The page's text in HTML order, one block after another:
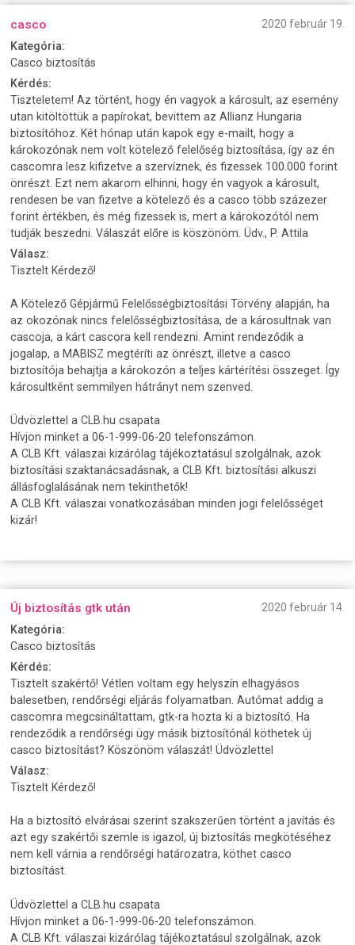
casco
2020 február 19.
Kategória:
Casco biztosítás
Kérdés:
Tiszteletem! Az történt, hogy én vagyok a károsult, az esemény
utan kitöltöttük a papírokat, bevittem az Allianz Hungaria
biztosítóhoz. Két hónap után kapok egy e-mailt, hogy a
károkozónak nem volt kötelező felelőség biztosítása, így az én
cascomra lesz kifizetve a szervíznek, és fizessek 100.000 forint
önrészt. Ezt nem akarom elhinni, hogy én vagyok a károsult,
rendesen be van fizetve a kötelező és a casco több százezer
forint értékben, és még fizessek is, mert a károkozótól nem
tudják beszedni. Válaszát előre is köszönöm. Üdv., P. Attila
Válasz:
Tisztelt Kérdező!
A Kötelező Gépjármű Felelősségbiztosítási Törvény alapján, ha
az okozónak nincs felelősségbiztosítása, de a károsultnak van
cascoja, a kárt cascora kell rendezni. Amint rendeződik a
jogalap, a MABISZ megtéríti az önrészt, illetve a casco
biztosítója behajtja a károkozón a teljes kártérítési összeget. Így
károsultként semmilyen hátrányt nem szenved.
Üdvözlettel a CLB.hu csapata
Hívjon minket a 06-1-999-06-20 telefonszámon.
A CLB Kft. válaszai kizárólag tájékoztatásul szolgálnak, azok
biztosítási szaktanácsadásnak, a CLB Kft. biztosítási alkuszi
állásfoglalásának nem tekinthetők!
A CLB Kft. válaszai vonatkozásában minden jogi felelősséget
kizár!
Új biztosítás gtk után
2020 február 14.
Kategória:
Casco biztosítás
Kérdés:
Tisztelt szakértő! Vétlen voltam egy helyszín elhagyásos
balesetben, rendőrségi eljárás folyamatban. Autómat addig a
cascomra megcsináltattam, gtk-ra hozta ki a biztosító. Ha
rendeződik a rendőrségi ügy másik biztosítónál köthetek új
casco biztosítást? Köszönöm válaszát! Üdvözlettel
Válasz:
Tisztelt Kérdező!
Ha a biztosító elvárásai szerint szakszerűen történt a javítás és
azt egy szakértői szemle is igazol, új biztosítás megkötéséhez
nem kell várnia a rendőrségi határozatra, köthet casco
biztosítást.
Üdvözlettel a CLB.hu csapata
Hívjon minket a 06-1-999-06-20 telefonszámon.
A CLB Kft. válaszai kizárólag tájékoztatásul szolgálnak, azok